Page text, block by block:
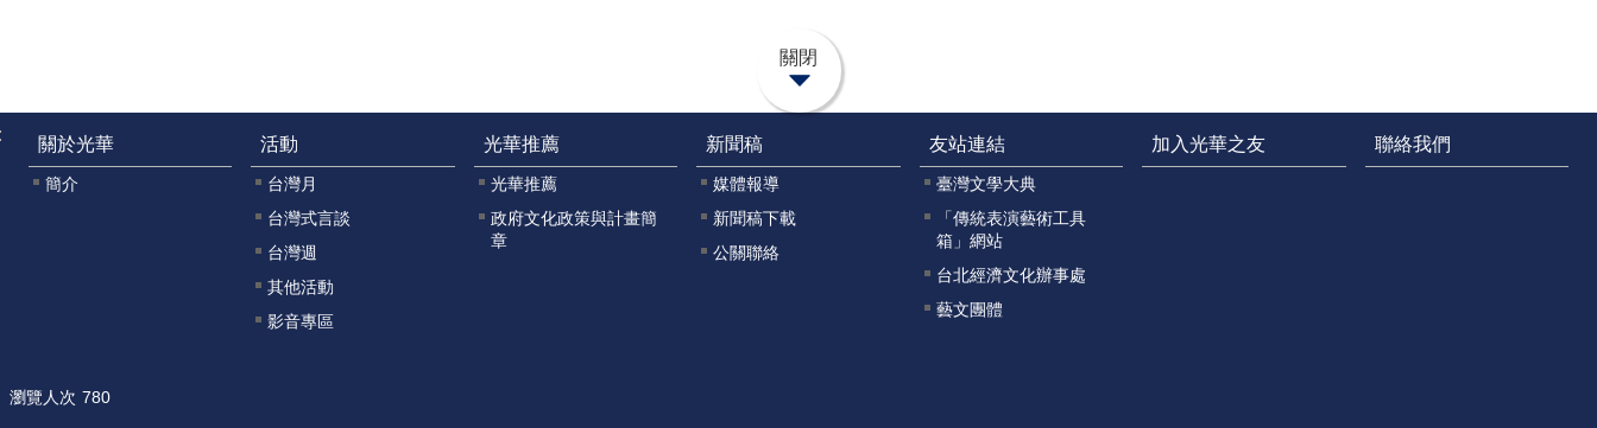
關閉
關於光華
簡介
活動
台灣月
台灣式言談
台灣週
其他活動
影音專區
光華推薦
光華推薦
政府文化政策與計畫簡
章
新聞稿
媒體報導
新聞稿下載
公關聯絡
友站連結
臺灣文學大典
「傳統表演藝術工具
箱」網站
台北經濟文化辦事處
藝文團體
加入光華之友 聯絡我們
瀏覽人次 780